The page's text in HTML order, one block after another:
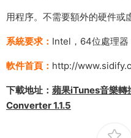
用程序。不需要額外的硬件或
系統要求： Intel，64位處理器
軟件首頁： http://
下載地址： 蘋果iTunes音樂
Converter 1.1.5